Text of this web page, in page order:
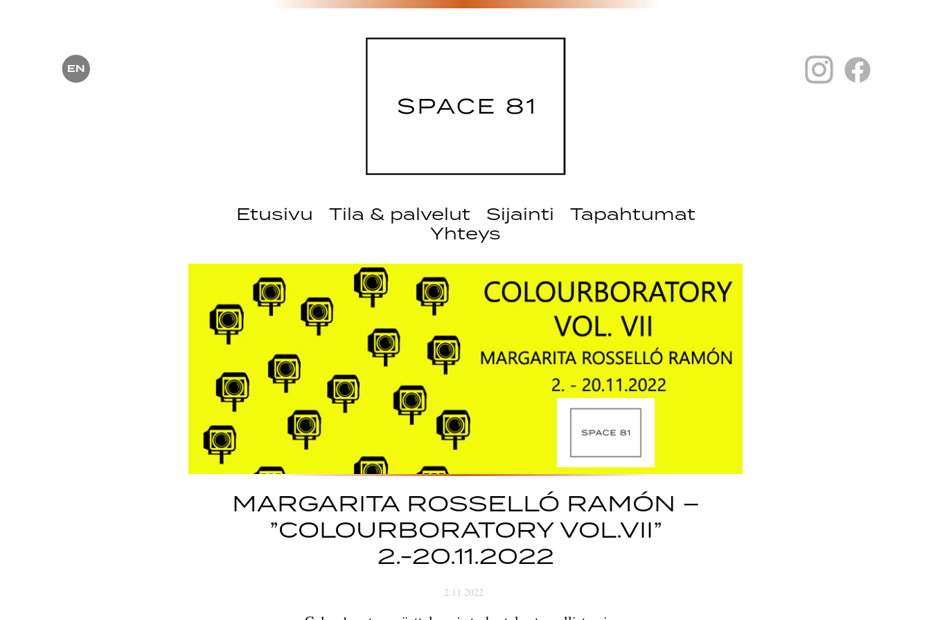
Etusivu Tila & palvelut Sijainti
Tapahtumat
Yhteys
MARGARITA ROSSELLÓ RAMÓN –
”COLOURBORATORY VOL.VII”
2.-20.11.2022
2.11.2022